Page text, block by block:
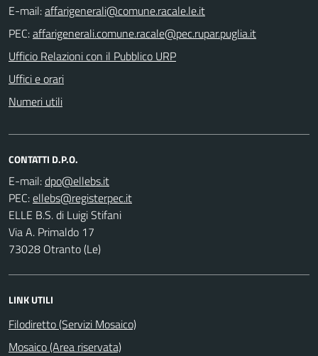
E-mail:
PEC:
Ufficio Relazioni con il Pubblico URP
Uffici e orari
Numeri utili
CONTATTI D.P.O.
E-mail:
PEC:
ELLE B.S. di Luigi Stifani
Via A. Primaldo 17
73028 Otranto (Le)
LINK UTILI
Filodiretto (Servizi Mosaico)
Mosaico (Area riservata)